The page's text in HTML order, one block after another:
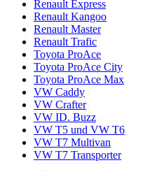
Renault Express
Renault Kangoo
Renault Master
Renault Trafic
Toyota ProAce
Toyota ProAce City
Toyota ProAce Max
VW Caddy
VW Crafter
VW ID. Buzz
VW T5 und VW T6
VW T7 Multivan
VW T7 Transporter